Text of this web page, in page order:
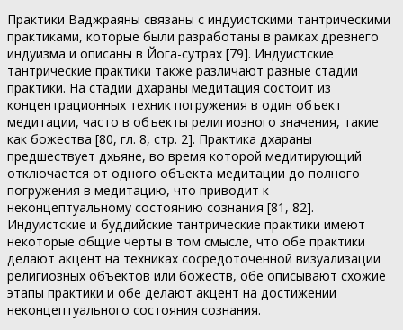
Практики Ваджраяны связаны с индуистскими тантрическими
практиками, которые были разработаны в рамках древнего
индуизма и описаны в Йога-сутрах [79]. Индуистские
тантрические практики также различают разные стадии
практики. На стадии дхараны медитация состоит из
концентрационных техник погружения в один объект
медитации, часто в объекты религиозного значения, такие
как божества [80, гл. 8, стр. 2]. Практика дхараны
предшествует дхьяне, во время которой медитирующий
отключается от одного объекта медитации до полного
погружения в медитацию, что приводит к
неконцептуальному состоянию сознания [81, 82].
Индуистские и буддийские тантрические практики имеют
некоторые общие черты в том смысле, что обе практики
делают акцент на техниках сосредоточенной визуализации
религиозных объектов или божеств, обе описывают схожие
этапы практики и обе делают акцент на достижении
неконцептуального состояния сознания.